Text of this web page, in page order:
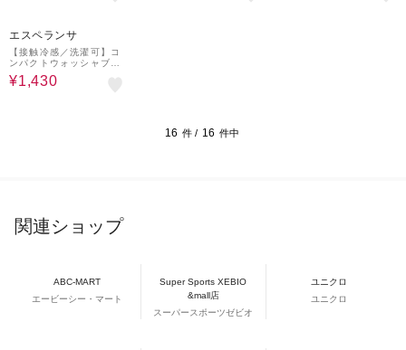
エスペランサ
【接触冷感／洗濯可】コ
ンパクトウォッシャブル
リボンハット
¥1,430
16 件 / 16 件中
関連ショップ
ABC-MART
エービーシー・マート
Super Sports XEBIO
&mall店
スーパースポーツゼビオ
ユニクロ
ユニクロ